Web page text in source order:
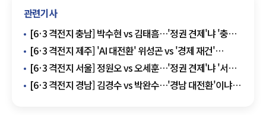
관련기사
[6·3 격전지 충남] 박수현 vs 김태흠…'정권 견제'냐 '충청
안정론'이냐
[6·3 격전지 제주] 'AI 대전환' 위성곤 vs '경제 재건'
문성유…부동층 표심 주목
[6·3 격전지 서울] 정원오 vs 오세훈…'정권 견제'냐 '서울
안정론'이냐
[6·3 격전지 경남] 김경수 vs 박완수…'경남 대전환'이냐